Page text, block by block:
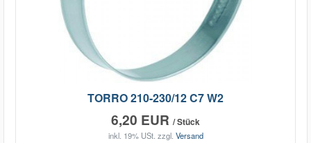
TORRO 210-230/12 C7 W2
6,20 EUR / Stück
inkl. 19% USt. zzgl. Versand